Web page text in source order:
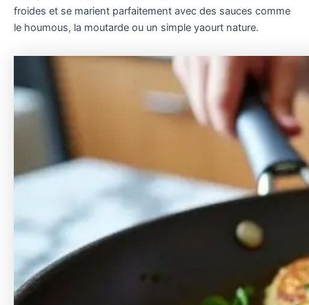
froides et se marient parfaitement avec des sauces comme
le houmous, la moutarde ou un simple yaourt nature.